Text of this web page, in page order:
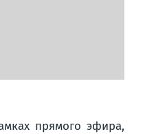
прямого эфира,